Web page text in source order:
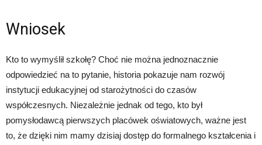
Wniosek
Kto to wymyślił szkołę? Choć nie można jednoznacznie
odpowiedzieć na to pytanie, historia pokazuje nam rozwój
instytucji edukacyjnej od starożytności do czasów
współczesnych. Niezależnie jednak od tego, kto był
pomysłodawcą pierwszych placówek oświatowych, ważne jest
to, że dzięki nim mamy dzisiaj dostęp do formalnego kształcenia i